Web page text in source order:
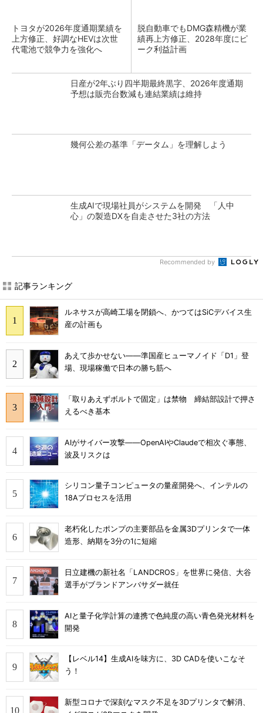
トヨタが2026年度通期業績を
上方修正、好調なHEVは次世
代電池で競争力を強化へ
脱自動車でもDMG森精機が業
績再上方修正、2028年度にピ
ーク利益計画
日産が2年ぶり四半期最終黒字、2026年度通期
予想は販売台数減も連結業績は維持
幾何公差の基準「データム」を理解しよう
生成AIで現場社員がシステムを開発 「人中
心」の製造DXを自走させた3社の方法
Recommended by
記事ランキング
ルネサスが高崎工場を閉鎖へ、かつてはSiCデバイス生
産の計画も
あえて歩かせない――準国産ヒューマノイド「D1」登
場、現場稼働で日本の勝ち筋へ
「取りあえずボルトで固定」は禁物 締結部設計で押さ
えるべき基本
AIがサイバー攻撃――OpenAIやClaudeで相次ぐ事態、
波及リスクは
シリコン量子コンピュータの量産開発へ、インテルの
18Aプロセスを活用
老朽化したポンプの主要部品を金属3Dプリンタで一体
造形、納期を3分の1に短縮
日立建機の新社名「LANDCROS」を世界に発信、大谷
選手がブランドアンバサダー就任
AIと量子化学計算の連携で色純度の高い青色発光材料を
開発
【レベル14】生成AIを味方に、3D CADを使いこなそ
う！
新型コロナで深刻なマスク不足を3Dプリンタで解消、